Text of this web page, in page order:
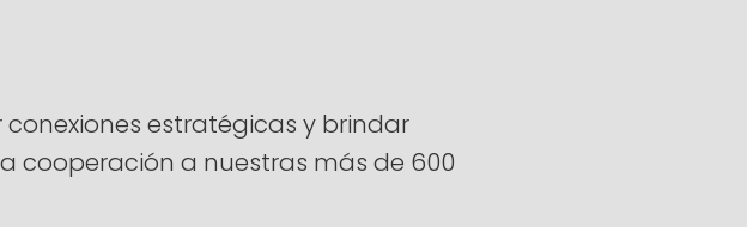
estratégicas y brindar
cooperación a nuestras más de 600